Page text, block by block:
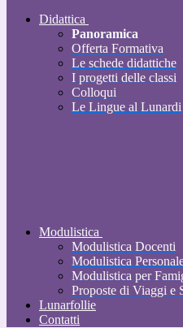
Didattica
Panoramica
Offerta Formativa
Le schede didattiche
I progetti delle classi
Colloqui
Le Lingue al Lunardi
Modulistica
Modulistica Docenti
Modulistica
Modulistica per
Proposte di Viaggi e
Lunarfollie
Contatti